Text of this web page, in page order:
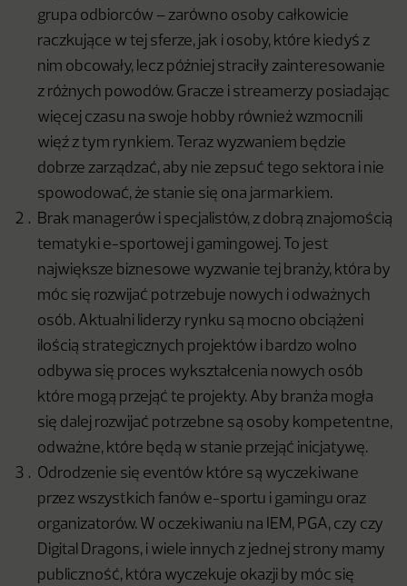
grupa odbiorców – zarówno osoby całkowicie
raczkujące w tej sferze, jak i osoby, które kiedyś z
nim obcowały, lecz później straciły zainteresowanie
z różnych powodów. Gracze i streamerzy posiadając
więcej czasu na swoje hobby również wzmocnili
więź z tym rynkiem. Teraz wyzwaniem będzie
dobrze zarządzać, aby nie zepsuć tego sektora i nie
spowodować, że stanie się ona jarmarkiem.
Brak managerów i specjalistów, z dobrą znajomością
tematyki e-sportowej i gamingowej. To jest
największe biznesowe wyzwanie tej branży, która by
móc się rozwijać potrzebuje nowych i odważnych
osób. Aktualni liderzy rynku są mocno obciążeni
ilością strategicznych projektów i bardzo wolno
odbywa się proces wykształcenia nowych osób
które mogą przejąć te projekty. Aby branża mogła
się dalej rozwijać potrzebne są osoby kompetentne,
odważne, które będą w stanie przejąć inicjatywę.
Odrodzenie się eventów które są wyczekiwane
przez wszystkich fanów e-sportu i gamingu oraz
organizatorów. W oczekiwaniu na IEM, PGA, czy czy
Digital Dragons, i wiele innych z jednej strony mamy
publiczność, która wyczekuje okazji by móc się